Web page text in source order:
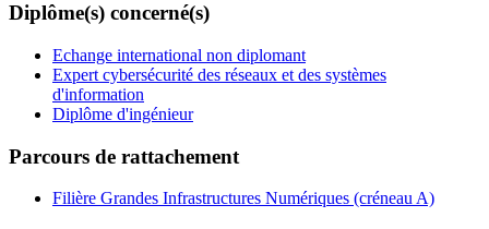
Diplôme(s) concerné(s)
Echange international non diplomant
Expert cybersécurité des réseaux et des systèmes
d'information
Diplôme d'ingénieur
Parcours de rattachement
Filière Grandes Infrastructures Numériques (créneau A)